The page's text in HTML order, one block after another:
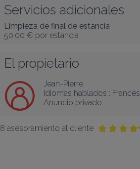
Servicios adicionales
Limpieza de final de estancia
50,00 € por estancia
El propietario
Jean-Pierre
Idiomas hablados : Francés
Anuncio privado
8 asesoramiento al cliente